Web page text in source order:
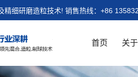
精细研磨造粒技术! 销售热线： +86
首页 关